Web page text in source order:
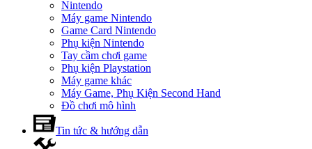
Nintendo
Máy game Nintendo
Game Card Nintendo
Phụ kiện Nintendo
Tay cầm chơi game
Phụ kiện Playstation
Máy game khác
Máy Game, Phụ Kiện Second Hand
Đồ chơi mô hình
Tin tức & hướng dẫn